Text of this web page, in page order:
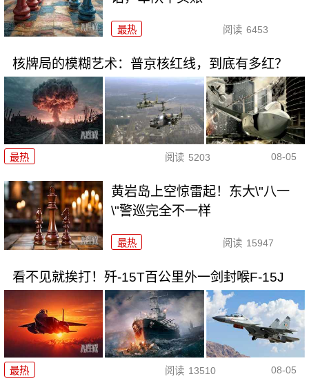
最热 阅读 6453
核牌局的模糊艺术：普京核红线，到底有多红？
最热 阅读 5203 08-05
黄岩岛上空惊雷起！东大\"八一
\"警巡完全不一样
最热 阅读 15947
看不见就挨打！歼-15T百公里外一剑封喉F-15J
最热 阅读 13510 08-05